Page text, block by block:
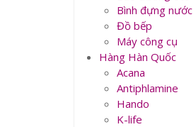
Bình đựng nước
Đồ bếp
Máy công cụ
Hàng Hàn Quốc
Acana
Antiphlamine
Hando
K-life